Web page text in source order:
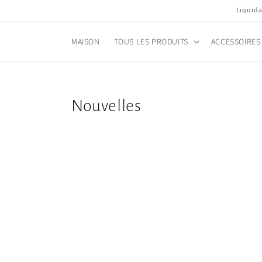
MAISON TOUS LES PRODUITS ACCESSOIRES
Nouvelles